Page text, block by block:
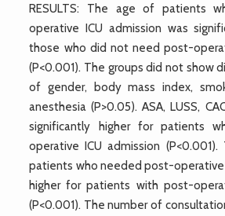
RESULTS: The age of patients
operative ICU admission was
those who did not need post-
(P<0.001). The groups did not show
of gender, body mass index,
anesthesia (P>0.05). ASA, LUSS,
significantly higher for patients
operative ICU admission
patients who needed post-operative
higher for patients with post-
(P<0.001). The number of